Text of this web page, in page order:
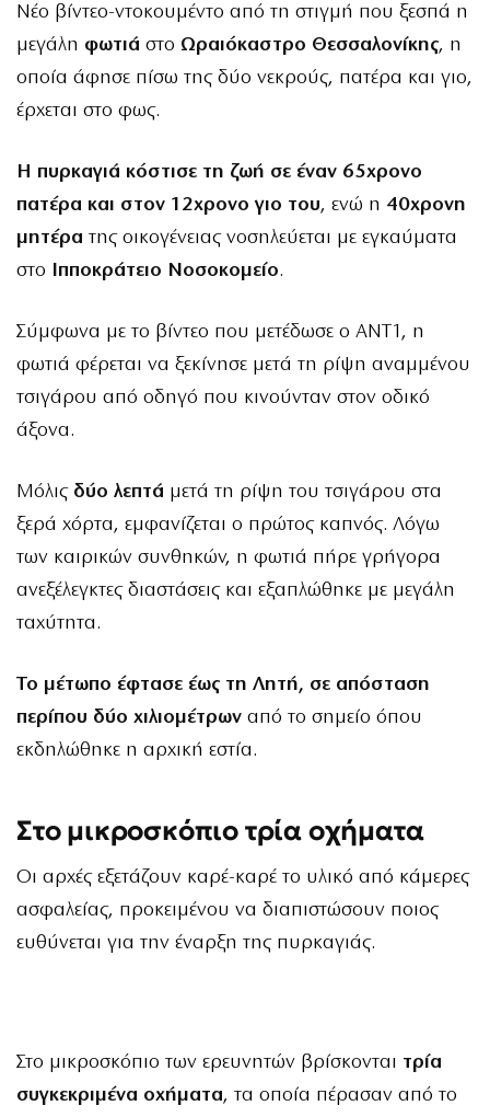
Νέο βίντεο-ντοκουμέντο από τη στιγμή που ξεσπά η
μεγάλη φωτιά στο Ωραιόκαστρο Θεσσαλονίκης, η
οποία άφησε πίσω της δύο νεκρούς, πατέρα και γιο,
έρχεται στο φως.
Η πυρκαγιά κόστισε τη ζωή σε έναν 65χρονο
πατέρα και στον 12χρονο γιο του, ενώ η 40χρονη
μητέρα της οικογένειας νοσηλεύεται με εγκαύματα
στο Ιπποκράτειο Νοσοκομείο.
Σύμφωνα με το βίντεο που μετέδωσε ο ΑΝΤ1, η
φωτιά φέρεται να ξεκίνησε μετά τη ρίψη αναμμένου
τσιγάρου από οδηγό που κινούνταν στον οδικό
άξονα.
Μόλις δύο λεπτά μετά τη ρίψη του τσιγάρου στα
ξερά χόρτα, εμφανίζεται ο πρώτος καπνός. Λόγω
των καιρικών συνθηκών, η φωτιά πήρε γρήγορα
ανεξέλεγκτες διαστάσεις και εξαπλώθηκε με μεγάλη
ταχύτητα.
Το μέτωπο έφτασε έως τη Λητή, σε απόσταση
περίπου δύο χιλιομέτρων από το σημείο όπου
εκδηλώθηκε η αρχική εστία.
Στο μικροσκόπιο τρία οχήματα
Οι αρχές εξετάζουν καρέ-καρέ το υλικό από κάμερες
ασφαλείας, προκειμένου να διαπιστώσουν ποιος
ευθύνεται για την έναρξη της πυρκαγιάς.
Στο μικροσκόπιο των ερευνητών βρίσκονται τρία
συγκεκριμένα οχήματα, τα οποία πέρασαν από το